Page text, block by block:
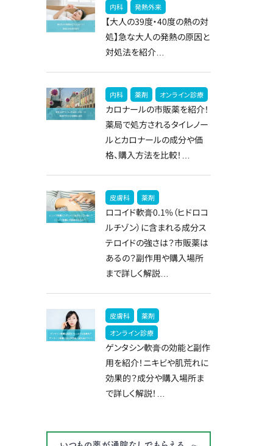
内科 発熱外来
【大人の39度・40度の熱の対
処】急な大人の発熱の原因と
対処法を紹介…
内科 薬剤 オンライン診療
カロナールの市販薬を紹介！
薬局で処方されるタイレノー
ルとカロナールの成分や価
格、購入方法を比較！…
皮膚科 薬剤
ロコイド軟膏0.1%（ヒドロコ
ルチゾン）に含まれる成分ス
テロイドの強さは？市販薬は
あるの？副作用や購入場所
まで詳しく解説…
皮膚科
薬剤
オンライン診療
ゲンタシン軟膏の効能と副作
用を紹介！ニキビや肌荒れに
効果的？成分や購入場所ま
で詳しく解説！…